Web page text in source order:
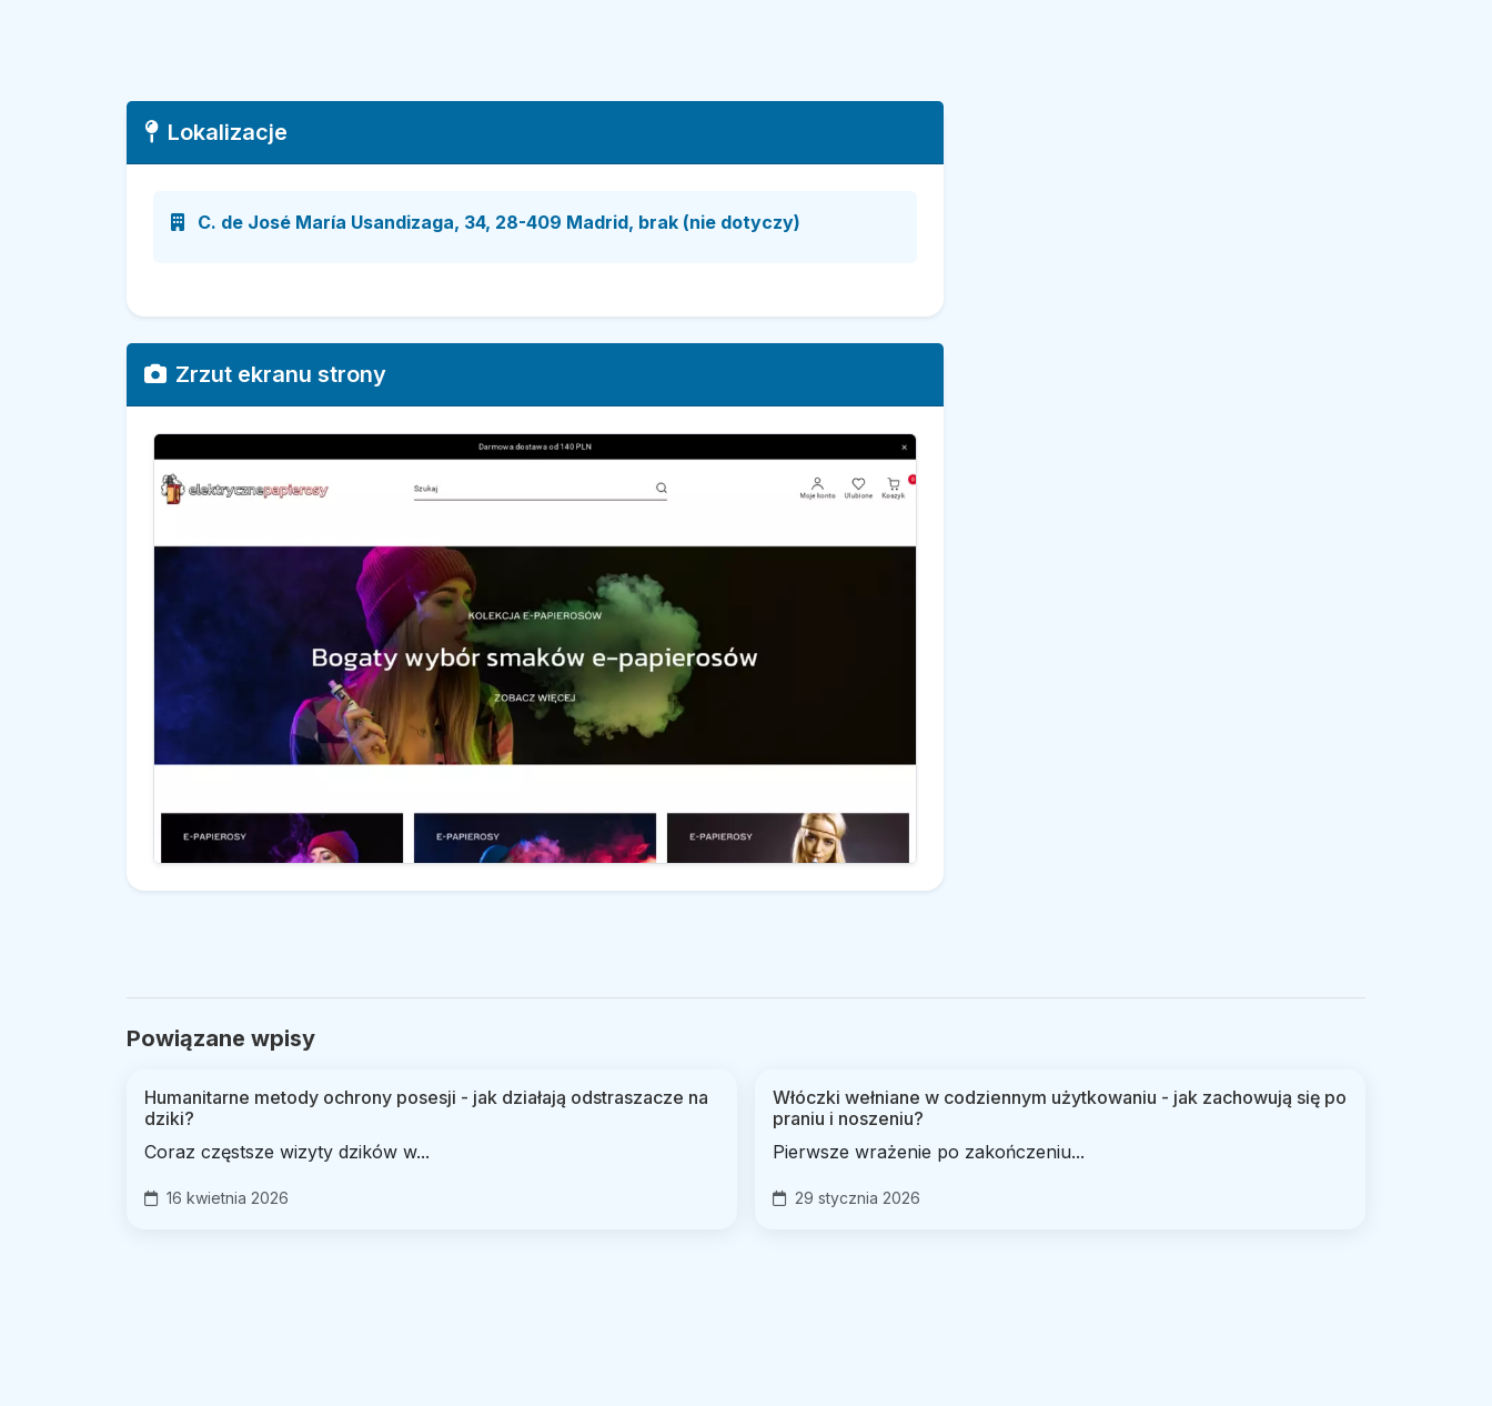
Lokalizacje
C. de José María Usandizaga, 34, 28-409 Madrid, brak (nie dotyczy)
Zrzut ekranu strony
Powiązane wpisy
Humanitarne metody ochrony posesji - jak działają odstraszacze na
dziki?
Coraz częstsze wizyty dzików w...
16 kwietnia 2026
Włóczki wełniane w codziennym użytkowaniu - jak zachowują się po
praniu i noszeniu?
Pierwsze wrażenie po zakończeniu...
29 stycznia 2026